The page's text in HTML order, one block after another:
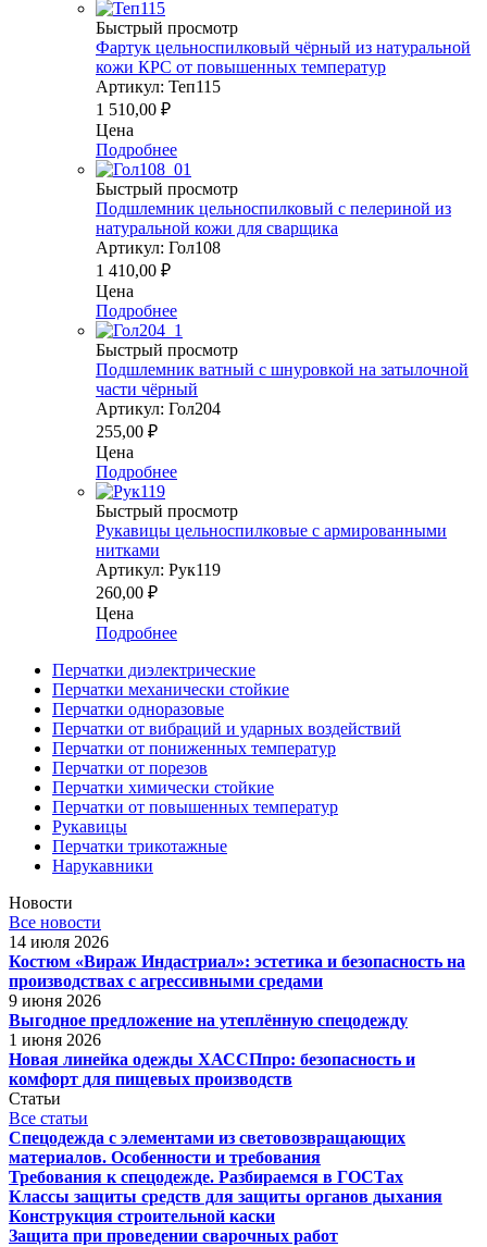
Быстрый просмотр
Фартук цельноспилковый чёрный из натуральной
кожи КРС от повышенных температур
Артикул: Теп115
1 510,00 ₽
Цена
Подробнее
Быстрый просмотр
Подшлемник цельноспилковый с пелериной из
натуральной кожи для сварщика
Артикул: Гол108
1 410,00 ₽
Цена
Подробнее
Быстрый просмотр
Подшлемник ватный с шнуровкой на затылочной
части чёрный
Артикул: Гол204
255,00 ₽
Цена
Подробнее
Быстрый просмотр
Рукавицы цельноспилковые с армированными
нитками
Артикул: Рук119
260,00 ₽
Цена
Подробнее
Перчатки диэлектрические
Перчатки механически стойкие
Перчатки одноразовые
Перчатки от вибраций и ударных воздействий
Перчатки от пониженных температур
Перчатки от порезов
Перчатки химически стойкие
Перчатки от повышенных температур
Рукавицы
Перчатки трикотажные
Нарукавники
Новости
Все новости
14 июля 2026
Костюм «Вираж Индастриал»: эстетика и безопасность на
производствах с агрессивными средами
9 июня 2026
Выгодное предложение на утеплённую спецодежду
1 июня 2026
Новая линейка одежды ХАССПпро: безопасность и
комфорт для пищевых производств
Статьи
Все статьи
Спецодежда с элементами из световозвращающих
материалов. Особенности и требования
Требования к спецодежде. Разбираемся в ГОСТах
Классы защиты средств для защиты органов дыхания
Конструкция строительной каски
Защита при проведении сварочных работ